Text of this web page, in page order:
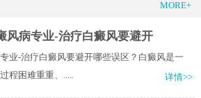
MORE+
风病专业-治疗白癜风要避开
业-治疗白癜风要避开哪些误区？白癜风是一
程困难重重、.....
详情>>